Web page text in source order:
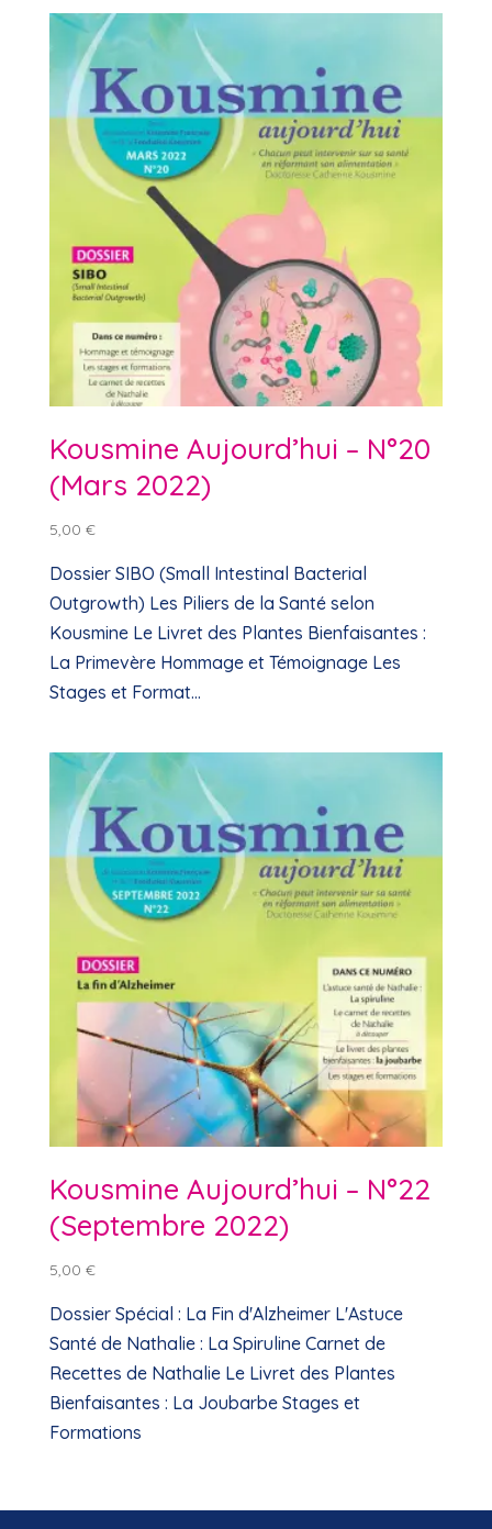
Kousmine Aujourd’hui – N°20
(Mars 2022)
5,00 €
Dossier SIBO (Small Intestinal Bacterial
Outgrowth) Les Piliers de la Santé selon
Kousmine Le Livret des Plantes Bienfaisantes :
La Primevère Hommage et Témoignage Les
Stages et Format...
Kousmine Aujourd’hui – N°22
(Septembre 2022)
5,00 €
Dossier Spécial : La Fin d'Alzheimer L'Astuce
Santé de Nathalie : La Spiruline Carnet de
Recettes de Nathalie Le Livret des Plantes
Bienfaisantes : La Joubarbe Stages et
Formations